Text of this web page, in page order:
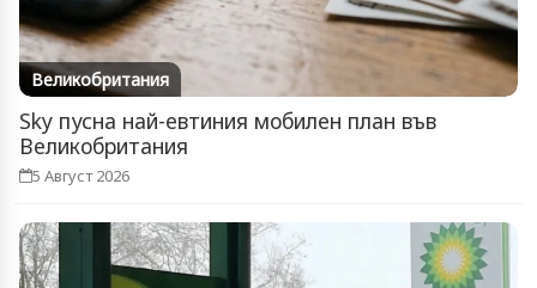
Великобритания
Sky пусна най-евтиния мобилен план във
Великобритания
5 Август 2026